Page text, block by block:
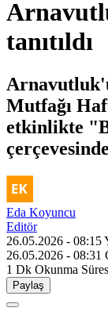
tanıtıldı
Mutfağı
etkinlikte
Eda Koyuncu
Editör
26.05.2026 - 08:15
26.05.2026 - 08:31
1 Dk Okunma
Paylaş